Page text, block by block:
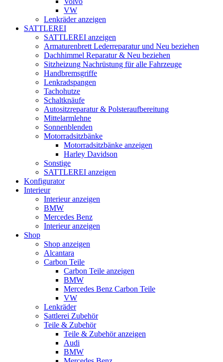
VW
Lenkräder anzeigen
SATTLEREI
SATTLEREI anzeigen
Armaturenbrett Lederreparatur und Neu beziehen
Dachhimmel Reparatur & Neu beziehen
Sitzheizung Nachrüstung für alle Fahrzeuge
Handbremsgriffe
Lenkradspangen
Tachohutze
Schaltknäufe
Autositzreparatur & Polsteraufbereitung
Mittelarmlehne
Sonnenblenden
Motorradsitzbänke
Motorradsitzbänke anzeigen
Harley Davidson
Sonstige
SATTLEREI anzeigen
Konfigurator
Interieur
Interieur anzeigen
BMW
Mercedes Benz
Interieur anzeigen
Shop
Shop anzeigen
Alcantara
Carbon Teile
Carbon Teile anzeigen
BMW
Mercedes Benz Carbon Teile
VW
Lenkräder
Sattlerei Zubehör
Teile & Zubehör
Teile & Zubehör anzeigen
Audi
BMW